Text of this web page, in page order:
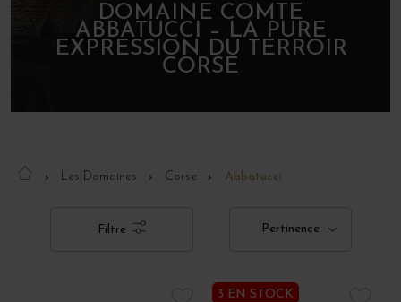
DOMAINE COMTE
ABBATUCCI – LA PURE
EXPRESSION DU TERROIR
CORSE
Les Domaines Corse Abbatucci
Filtre Pertinence
3 EN STOCK